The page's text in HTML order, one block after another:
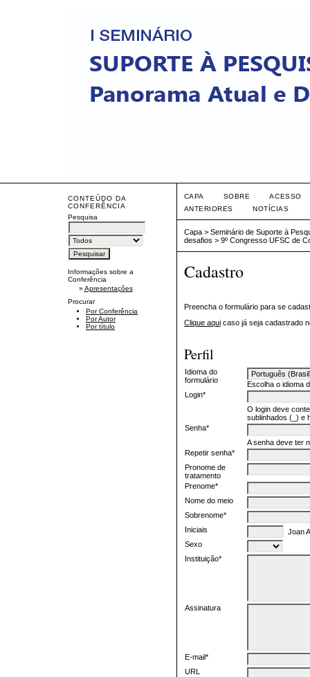
CONTEÚDO DA
CONFERÊNCIA
Pesquisa
Informações sobre a
Conferência
» Apresentações
Procurar
Por Conferência
Por Autor
Por título
CAPA SOBRE
ACESSO
ANTERIORES
NOTÍCIAS
Capa> Seminário de Suporte à
desafios > 9º Congresso UFSC de
Cadastro
Preencha o formulário para se
Clique aquicaso já seja cadastrado
Perfil
Idioma do
formulário
Escolha o idioma
Login*
O login deve
sublinhados (_) e
Senha*
A senha deve ter
Repetir senha*
Pronome de
tratamento
Prenome*
Nome do meio
Sobrenome*
Iniciais
Joan
Sexo
Instituição*
Assinatura
E-mail*
URL